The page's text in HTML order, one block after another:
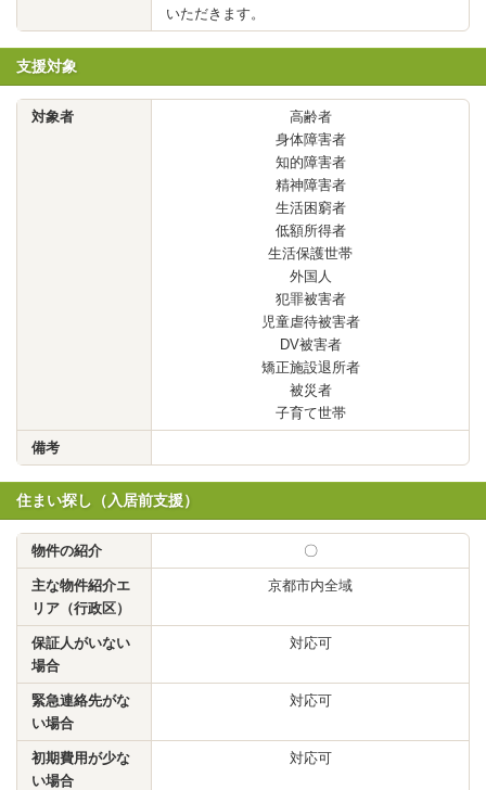
いただきます。
支援対象
対象者
高齢者
身体障害者
知的障害者
精神障害者
生活困窮者
低額所得者
生活保護世帯
外国人
犯罪被害者
児童虐待被害者
DV被害者
矯正施設退所者
被災者
子育て世帯
備考
住まい探し（入居前支援）
物件の紹介 〇
主な物件紹介エ
リア（行政区）
京都市内全域
保証人がいない
場合
対応可
緊急連絡先がな
い場合
対応可
初期費用が少な
い場合
対応可